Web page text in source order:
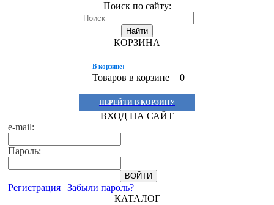
Поиск по сайту:
Найти
КОРЗИНА
В корзине:
Товаров в корзине = 0
ПЕРЕЙТИ В КОРЗИНУ
ВХОД НА САЙТ
e-mail:
Пароль:
Регистрация | Забыли пароль?
КАТАЛОГ